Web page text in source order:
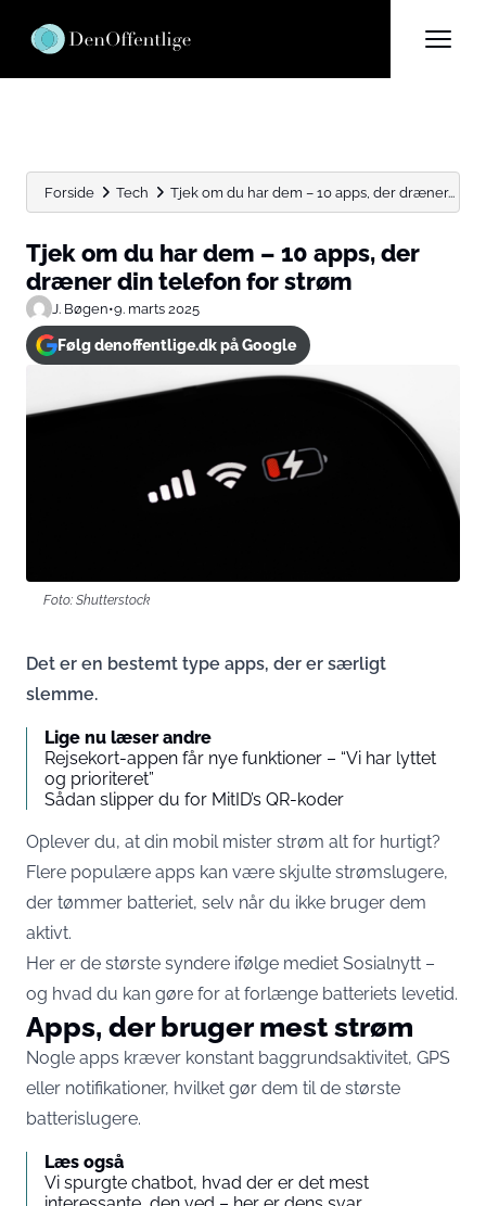
Forside Tech Tjek om du har dem – 10 apps, der dræner...
Tjek om du har dem – 10 apps, der
dræner din telefon for strøm
J. Bøgen•9. marts 2025
Følg denoffentlige.dk på Google
Foto: Shutterstock
Det er en bestemt type apps, der er særligt
slemme.
Lige nu læser andre
Rejsekort-appen får nye funktioner – “Vi har lyttet
og prioriteret”
Sådan slipper du for MitID’s QR-koder
Oplever du, at din mobil mister strøm alt for hurtigt?
Flere populære apps kan være skjulte strømslugere,
der tømmer batteriet, selv når du ikke bruger dem
aktivt.
Her er de største syndere ifølge mediet Sosialnytt –
og hvad du kan gøre for at forlænge batteriets levetid.
Apps, der bruger mest strøm
Nogle apps kræver konstant baggrundsaktivitet, GPS
eller notifikationer, hvilket gør dem til de største
batterislugere.
Læs også
Vi spurgte chatbot, hvad der er det mest